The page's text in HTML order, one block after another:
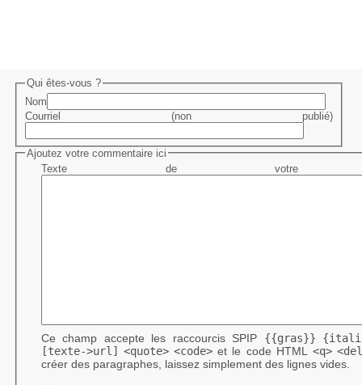
Qui êtes-vous ?
Nom
Courriel (non publié)
Ajoutez votre commentaire ici
Texte de votre
Ce champ accepte les raccourcis SPIP {{gras}}
[texte->url]
<quote> <code>et le code HTML <q>
créer des paragraphes, laissez simplement des lignes vides.